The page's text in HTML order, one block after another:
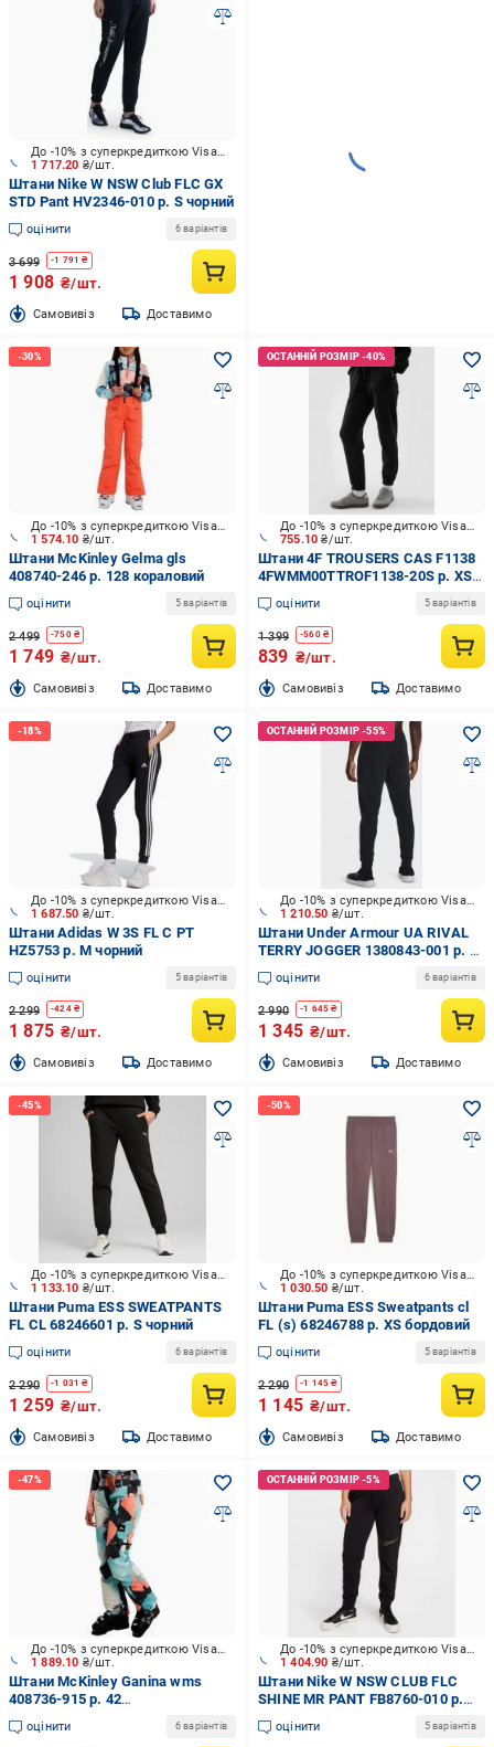
1 717.20 ₴/шт.
До -10% з суперкредиткою Visa Вигода
Штани Nike W NSW Club FLC GX
STD Pant HV2346-010 р. S чорний
оцінити 6 варіантів
3 699 -1 791 ₴
1 908 ₴/шт.
Cамовивіз Доставимо
1 574.10 ₴/шт.
До -10% з суперкредиткою Visa Вигода
Штани McKinley Gelma gls
408740-246 р. 128 кораловий
оцінити 5 варіантів
2 499 -750₴
1 749 ₴/шт.
Cамовивіз Доставимо
755.10₴/шт.
До -10% з суперкредиткою Visa Вигода
Штани 4F TROUSERS CAS F1138
4FWMM00TTROF1138-20S р. XS
чорний
оцінити 5 варіантів
1 399 -560₴
839 ₴/шт.
Cамовивіз Доставимо
1 687.50 ₴/шт.
До -10% з суперкредиткою Visa Вигода
Штани Adidas W 3S FL C PT
HZ5753 р. M чорний
оцінити 5 варіантів
2 299 -424₴
1 875 ₴/шт.
Cамовивіз Доставимо
1 210.50 ₴/шт.
До -10% з суперкредиткою Visa Вигода
Штани Under Armour UA RIVAL
TERRY JOGGER 1380843-001 р. S
чорний
оцінити 6 варіантів
2 990 -1 645 ₴
1 345 ₴/шт.
Cамовивіз Доставимо
1 133.10 ₴/шт.
До -10% з суперкредиткою Visa Вигода
Штани Puma ESS SWEATPANTS
FL CL 68246601 р. S чорний
оцінити 6 варіантів
2 290 -1 031 ₴
1 259 ₴/шт.
Cамовивіз Доставимо
1 030.50 ₴/шт.
До -10% з суперкредиткою Visa Вигода
Штани Puma ESS Sweatpants cl
FL (s) 68246788 р. XS бордовий
оцінити 5 варіантів
2 290 -1 145 ₴
1 145 ₴/шт.
Cамовивіз Доставимо
1 889.10 ₴/шт.
До -10% з суперкредиткою Visa Вигода
Штани McKinley Ganina wms
408736-915 р. 42
різнокольоровий
оцінити 6 варіантів
1 404.90 ₴/шт.
До -10% з суперкредиткою Visa Вигода
Штани Nike W NSW CLUB FLC
SHINE MR PANT FB8760-010 р.
XS чорний
оцінити 5 варіантів